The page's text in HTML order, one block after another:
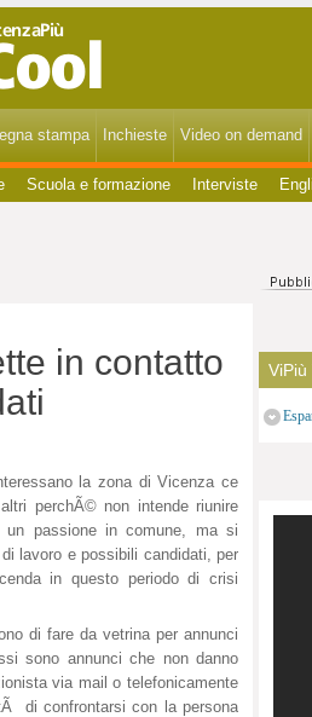
stampa Inchieste Video on demand
Scuola e formazione Interviste
in contatto
la zona di Vicenza ce
perchÃ© non intende riunire
un passione in comune, ma si
lavoro e possibili candidati, per
in questo periodo di crisi
di fare da vetrina per annunci
sono annunci che non danno
via mail o telefonicamente
di confrontarsi con la persona
ViPiù